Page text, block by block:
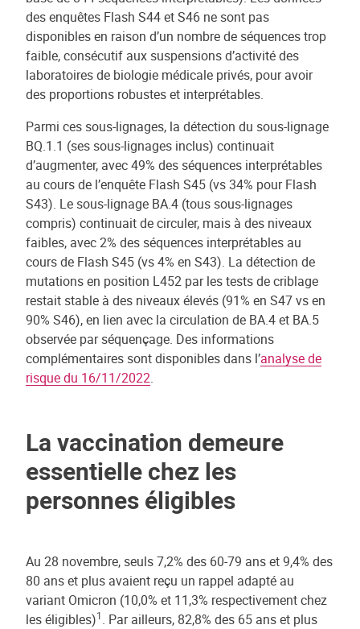
des enquêtes Flash S44 et S46 ne sont pas
disponibles en raison d’un nombre de séquences trop
faible, consécutif aux suspensions d’activité des
laboratoires de biologie médicale privés, pour avoir
des proportions robustes et interprétables.
Parmi ces sous-lignages, la détection du sous-lignage
BQ.1.1 (ses sous-lignages inclus) continuait
d’augmenter, avec 49% des séquences interprétables
au cours de l’enquête Flash S45 (vs 34% pour Flash
S43). Le sous-lignage BA.4 (tous sous-lignages
compris) continuait de circuler, mais à des niveaux
faibles, avec 2% des séquences interprétables au
cours de Flash S45 (vs 4% en S43). La détection de
mutations en position L452 par les tests de criblage
restait stable à des niveaux élevés (91% en S47 vs en
90% S46), en lien avec la circulation de BA.4 et BA.5
observée par séquençage. Des informations
complémentaires sont disponibles dans l’analyse de
risque du 16/11/2022.
La vaccination demeure
essentielle chez les
personnes éligibles
Au 28 novembre, seuls 7,2% des 60-79 ans et 9,4% des
80 ans et plus avaient reçu un rappel adapté au
variant Omicron (10,0% et 11,3% respectivement chez
les éligibles)1. Par ailleurs, 82,8% des 65 ans et plus